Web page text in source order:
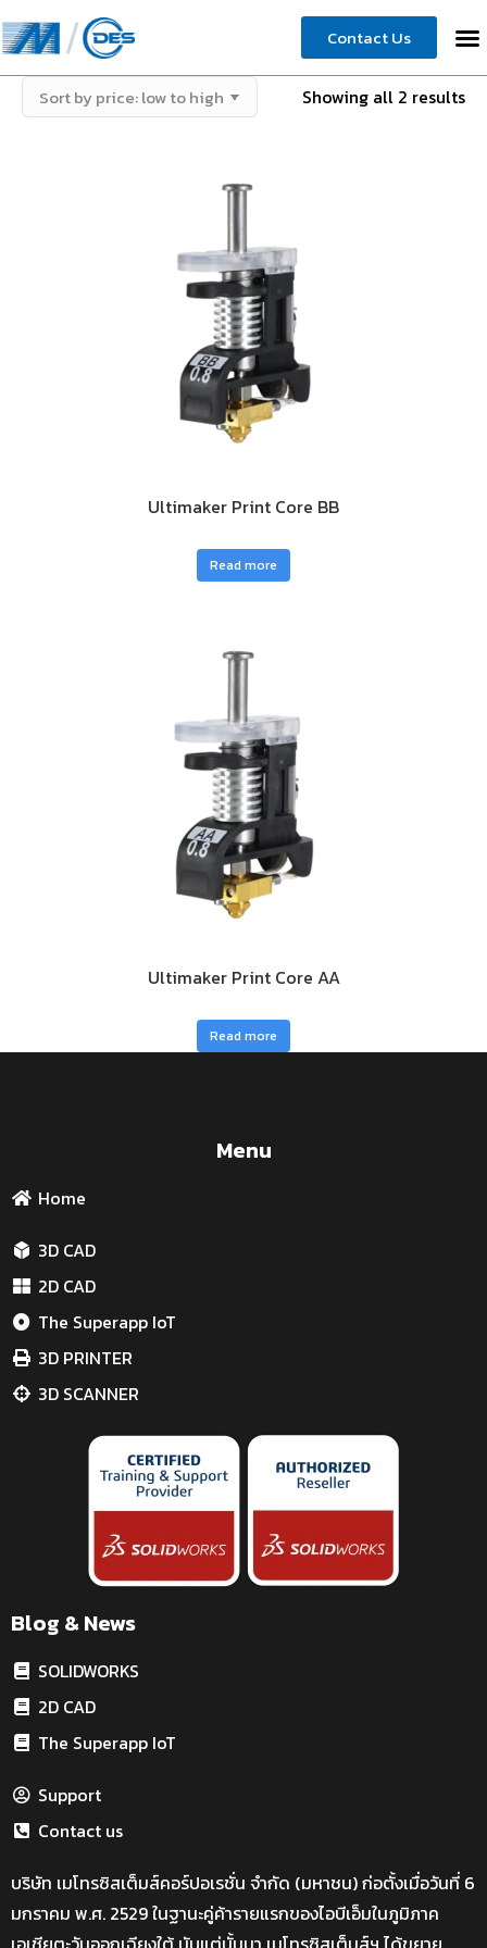
Contact Us
Showing all 2 results
Ultimaker Print Core BB
Read more
Ultimaker Print Core AA
Read more
Menu
Home
3D CAD
2D CAD
The Superapp IoT
3D PRINTER
3D SCANNER
Blog & News
SOLIDWORKS
2D CAD
The Superapp IoT
Support
Contact us
บริษัท เมโทรซิสเต็มส์คอร์ปอเรชั่น จำกัด (มหาชน) ก่อตั้งเมื่อวันที่ 6
มกราคม พ.ศ. 2529 ในฐานะคู่ค้ารายแรกของไอบีเอ็มในภูมิภาค